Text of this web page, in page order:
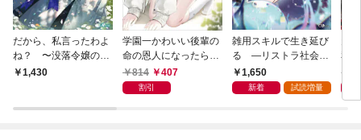
だから、私言ったわよ
ね？ 〜没落令嬢の案
外楽しい領地改革〜
1,430
学園一かわいい後輩の
命の恩人になったら、
通い妻になって関係を
迫ってくる。
814 407
割引
雑用スキルで生き延び
る —リストラ社会人
のソロダンジョン攻略
記—
1,650
新着 試読増量
私
戻
し